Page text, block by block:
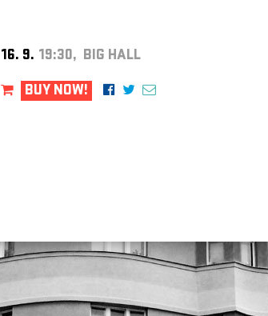
16. 9. 19:30, BIG HALL
BUY NOW!